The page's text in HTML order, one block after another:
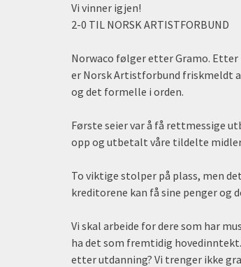
Vi vinner igjen!
2-0 TIL NORSK ARTISTFORBUND
Norwaco følger etter Gramo. Etter
er Norsk Artistforbund friskmeldt
og det formelle i orden.
Første seier var å få rettmessige
opp og utbetalt våre tildelte
To viktige stolper på plass, men
kreditorene kan få sine penger og
Vi skal arbeide for dere som har
ha det som fremtidig
etter utdanning? Vi trenger ikke